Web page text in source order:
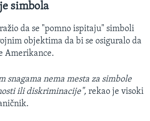
simbola
da se "pomno ispitaju" simboli
objektima da bi se osiguralo da
Amerikance.
snagama nema mesta za simbole
ili diskriminacije", rekao je visoki